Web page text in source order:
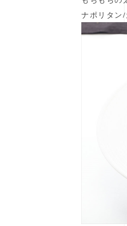
ナポリタン